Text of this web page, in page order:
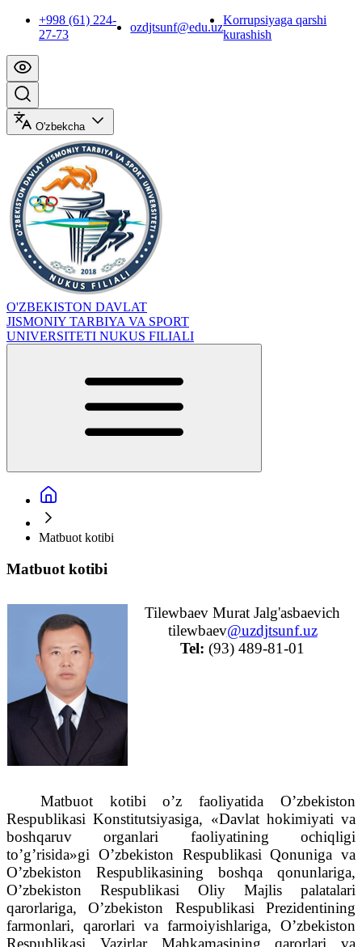
+998 (61) 224-
27-73
ozdjtsunf@edu.uz
Korrupsiyaga qarshi
kurashish
O'zbekcha
O'ZBEKISTON DAVLAT
JISMONIY TARBIYA VA SPORT
UNIVERSITETI NUKUS FILIALI
Matbuot kotibi
Matbuot kotibi
Tilewbaev Murat Jalg'asbaevich
tilewbaev@uzdjtsunf.uz
Tel: (93) 489-81-01
Matbuot kotibi o’z faoliyatida O’zbekiston
Respublikasi Konstitutsiyasiga, «Davlat hokimiyati va
boshqaruv organlari faoliyatining ochiqligi
to’g’risida»gi O’zbekiston Respublikasi Qonuniga va
O’zbekiston Respublikasining boshqa qonunlariga,
O’zbekiston Respublikasi Oliy Majlis palatalari
qarorlariga, O’zbekiston Respublikasi Prezidentining
farmonlari, qarorlari va farmoiyishlariga, O’zbekiston